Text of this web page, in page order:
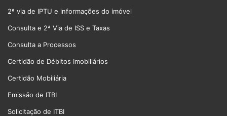
2ª via de IPTU e informações do imóvel
Consulta e 2ª Via de ISS e Taxas
Consulta a Processos
Certidão de Débitos Imobiliários
Certidão Mobiliária
Emissão de ITBI
Solicitação de ITBI